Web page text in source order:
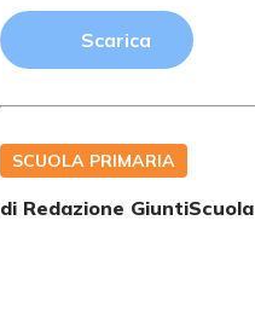
Scarica
SCUOLA PRIMARIA
di Redazione GiuntiScuola